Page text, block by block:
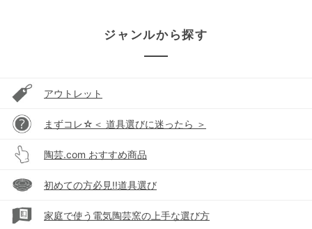
ジャンルから探す
アウトレット
まずコレ☆＜ 道具選びに迷ったら ＞
陶芸.com おすすめ商品
初めての方必見!!道具選び
家庭で使う電気陶芸窯の上手な選び方